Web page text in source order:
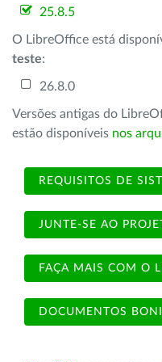
25.8.5
O LibreOffice está
teste:
26.8.0
Versões antigas do
estão disponíveis nos
REQUISITOS DE
JUNTE-SE AO
FAÇA MAIS COM O
DOCUMENTOS